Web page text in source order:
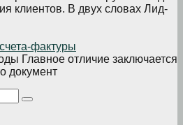
клиентов. В двух словах Лид-
фактуры
Главное отличие заключается
документ